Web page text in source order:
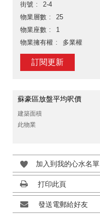
街號
2-4
物業層數
25
物業座數
1
物業擁有權
多業權
訂閱更新
蘇豪區放盤平均呎價
建築面積
此物業
加入到我的心水名單
打印此頁
發送電郵給好友